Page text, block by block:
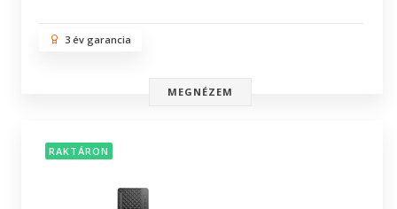
3 év garancia
MEGNÉZEM
RAKTÁRON